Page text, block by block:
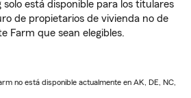
solo está disponible para los titulares
de propietarios de vivienda no de
Farm que sean elegibles.
no está disponible actualmente en AK, DE, NC,